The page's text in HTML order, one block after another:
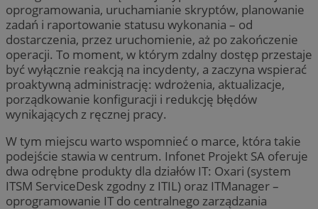
oprogramowania, uruchamianie skryptów, planowanie
zadań i raportowanie statusu wykonania – od
dostarczenia, przez uruchomienie, aż po zakończenie
operacji. To moment, w którym zdalny dostęp przestaje
być wyłącznie reakcją na incydenty, a zaczyna wspierać
proaktywną administrację: wdrożenia, aktualizacje,
porządkowanie konfiguracji i redukcję błędów
wynikających z ręcznej pracy.
W tym miejscu warto wspomnieć o marce, która takie
podejście stawia w centrum. Infonet Projekt SA oferuje
dwa odrębne produkty dla działów IT: Oxari (system
ITSM ServiceDesk zgodny z ITIL) oraz ITManager –
oprogramowanie IT do centralnego zarządzania